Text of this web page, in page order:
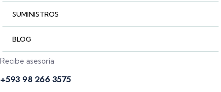
SUMINISTROS
BLOG
Recibe asesoría
+593 98 266 3575